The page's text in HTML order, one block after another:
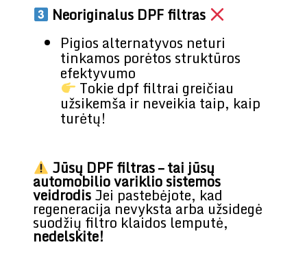
Neoriginalus DPF filtras
Pigios alternatyvos neturi
tinkamos porėtos struktūros
efektyvumo
Tokie dpf filtrai greičiau
užsikemša ir neveikia taip, kaip
turėtų!
Jūsų DPF filtras – tai jūsų
automobilio variklio sistemos
veidrodisJei pastebėjote, kad
regeneracija nevyksta arba užsidegė
suodžių filtro klaidos lemputė,
nedelskite!